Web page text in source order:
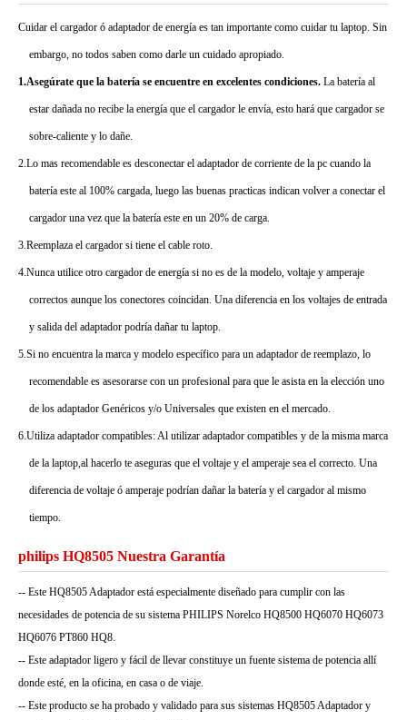
Cuidar el cargador ó adaptador de energía es tan importante como cuidar tu laptop. Sin
embargo, no todos saben como darle un cuidado apropiado.
1.Asegúrate que la batería se encuentre en excelentes condiciones. La batería al
estar dañada no recibe la energía que el cargador le envía, esto hará que cargador se
sobre-caliente y lo dañe.
2.Lo mas recomendable es desconectar el adaptador de corriente de la pc cuando la
batería este al 100% cargada, luego las buenas practicas indican volver a conectar el
cargador una vez que la batería este en un 20% de carga.
3.Reemplaza el cargador si tiene el cable roto.
4.Nunca utilice otro cargador de energía si no es de la modelo, voltaje y amperaje
correctos aunque los conectores coincidan. Una diferencia en los voltajes de entrada
y salida del adaptador podría dañar tu laptop.
5.Si no encuentra la marca y modelo específico para un adaptador de reemplazo, lo
recomendable es asesorarse con un profesional para que le asista en la elección uno
de los adaptador Genéricos y/o Universales que existen en el mercado.
6.Utiliza adaptador compatibles: Al utilizar adaptador compatibles y de la misma marca
de la laptop,al hacerlo te aseguras que el voltaje y el amperaje sea el correcto. Una
diferencia de voltaje ó amperaje podrían dañar la batería y el cargador al mismo
tiempo.
philips HQ8505 Nuestra Garantía
-- Este HQ8505 Adaptador está especialmente diseñado para cumplir con las
necesidades de potencia de su sistema PHILIPS Norelco HQ8500 HQ6070 HQ6073
HQ6076 PT860 HQ8.
-- Este adaptador ligero y fácil de llevar constituye un fuente sistema de potencia allí
donde esté, en la oficina, en casa o de viaje.
-- Este producto se ha probado y validado para sus sistemas HQ8505 Adaptador y